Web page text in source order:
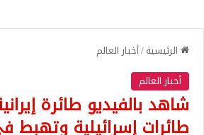
الرئيسية/أخبار العالم
أخبار العالم
شاهد بالفيديو طائرة
طائرات إسرائيلية وتهبط